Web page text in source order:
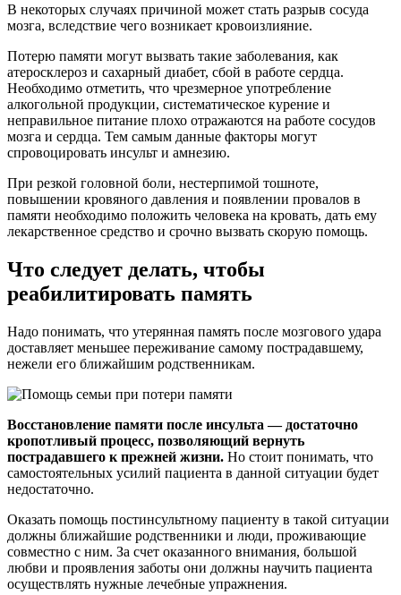
В некоторых случаях причиной может стать разрыв сосуда
мозга, вследствие чего возникает кровоизлияние.
Потерю памяти могут вызвать такие заболевания, как
атеросклероз и сахарный диабет, сбой в работе сердца.
Необходимо отметить, что чрезмерное употребление
алкогольной продукции, систематическое курение и
неправильное питание плохо отражаются на работе сосудов
мозга и сердца. Тем самым данные факторы могут
спровоцировать инсульт и амнезию.
При резкой головной боли, нестерпимой тошноте,
повышении кровяного давления и появлении провалов в
памяти необходимо положить человека на кровать, дать ему
лекарственное средство и срочно вызвать скорую помощь.
Что следует делать, чтобы
реабилитировать память
Надо понимать, что утерянная память после мозгового удара
доставляет меньшее переживание самому пострадавшему,
нежели его ближайшим родственникам.
Восстановление памяти после инсульта — достаточно
кропотливый процесс, позволяющий вернуть
пострадавшего к прежней жизни. Но стоит понимать, что
самостоятельных усилий пациента в данной ситуации будет
недостаточно.
Оказать помощь постинсультному пациенту в такой ситуации
должны ближайшие родственники и люди, проживающие
совместно с ним. За счет оказанного внимания, большой
любви и проявления заботы они должны научить пациента
осуществлять нужные лечебные упражнения.